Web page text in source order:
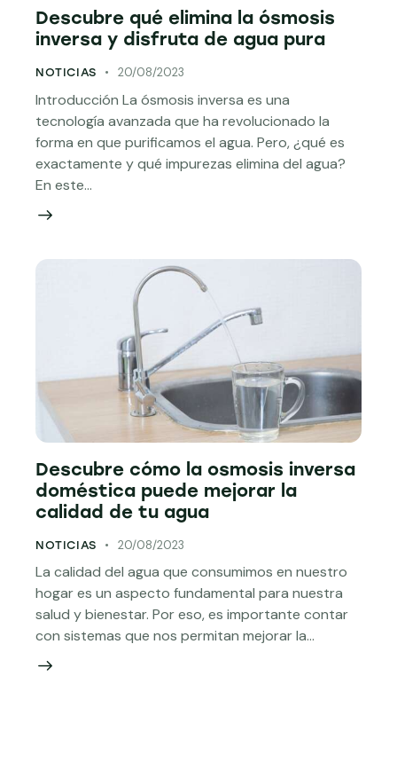
Descubre qué elimina la ósmosis
inversa y disfruta de agua pura
NOTICIAS 20/08/2023
Introducción La ósmosis inversa es una
tecnología avanzada que ha revolucionado la
forma en que purificamos el agua. Pero, ¿qué es
exactamente y qué impurezas elimina del agua?
En este…
Descubre cómo la osmosis inversa
doméstica puede mejorar la
calidad de tu agua
NOTICIAS 20/08/2023
La calidad del agua que consumimos en nuestro
hogar es un aspecto fundamental para nuestra
salud y bienestar. Por eso, es importante contar
con sistemas que nos permitan mejorar la…